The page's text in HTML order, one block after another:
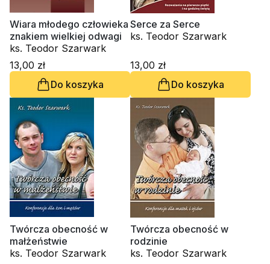
Wiara młodego człowieka
znakiem wielkiej odwagi
ks. Teodor Szarwark
13,00 zł
Do koszyka
Serce za Serce
ks. Teodor Szarwark
13,00 zł
Do koszyka
Twórcza obecność w
małżeństwie
ks. Teodor Szarwark
Twórcza obecność w
rodzinie
ks. Teodor Szarwark